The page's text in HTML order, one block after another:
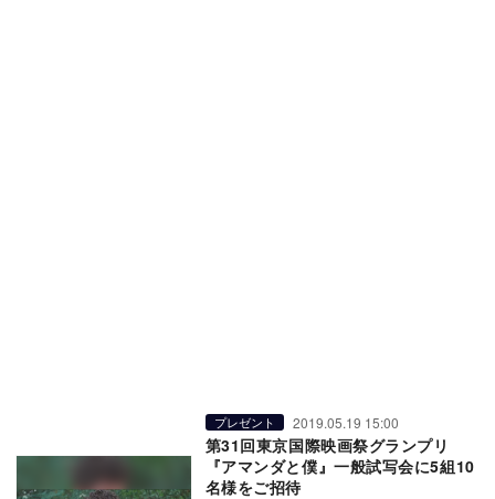
プレゼント 2019.05.19 15:00
第31回東京国際映画祭グランプリ
『アマンダと僕』一般試写会に5組10
名様をご招待